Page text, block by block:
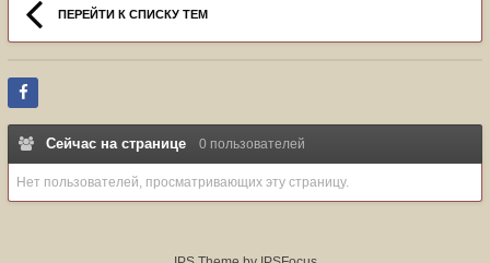
ПЕРЕЙТИ К СПИСКУ ТЕМ
Сейчас на странице 0 пользователей
Нет пользователей, просматривающих эту страницу.